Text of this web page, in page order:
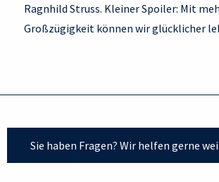
Ragnhild Struss. Kleiner Spoiler: Mit
Großzügigkeit können wir glücklicher
Sie haben Fragen? Wir helfen gerne